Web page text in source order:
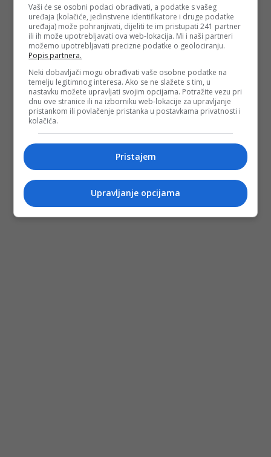
Vaši će se osobni podaci obrađivati, a podatke s vašeg
uređaja (kolačiće, jedinstvene identifikatore i druge podatke
uređaja) može pohranjivati, dijeliti te im pristupati 241 partner
ili ih može upotrebljavati ova web-lokacija. Mi i naši partneri
možemo upotrebljavati precizne podatke o geolociranju.
Popis partnera.
Neki dobavljači mogu obrađivati vaše osobne podatke na
temelju legitimnog interesa. Ako se ne slažete s tim, u
nastavku možete upravljati svojim opcijama. Potražite vezu pri
dnu ove stranice ili na izborniku web-lokacije za upravljanje
pristankom ili povlačenje pristanka u postavkama privatnosti i
kolačića.
Pristajem
Upravljanje opcijama